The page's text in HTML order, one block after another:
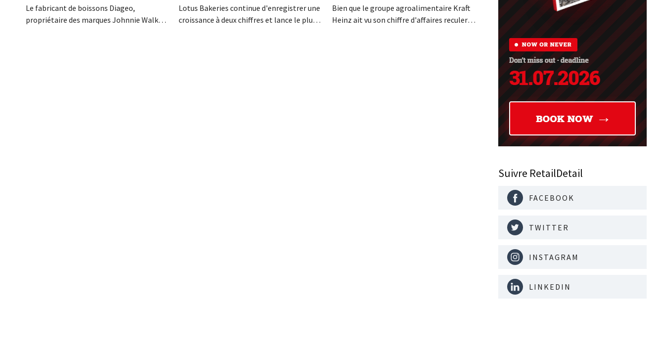
Le fabricant de boissons Diageo,
propriétaire des marques Johnnie Walker,
Lotus Bakeries continue d'enregistrer une
croissance à deux chiffres et lance le plus
Bien que le groupe agroalimentaire Kraft
Heinz ait vu son chiffre d'affaires reculer
Suivre RetailDetail
FACEBOOK
TWITTER
INSTAGRAM
LINKEDIN